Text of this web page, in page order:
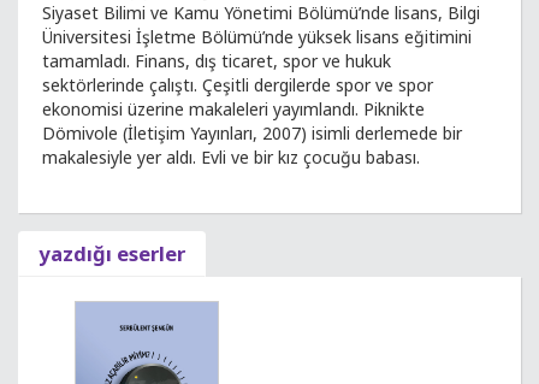
Siyaset Bilimi ve Kamu Yönetimi Bölümü’nde lisans, Bilgi
Üniversitesi İşletme Bölümü’nde yüksek lisans eğitimini
tamamladı. Finans, dış ticaret, spor ve hukuk
sektörlerinde çalıştı. Çeşitli dergilerde spor ve spor
ekonomisi üzerine makaleleri yayımlandı. Piknikte
Dömivole (İletişim Yayınları, 2007) isimli derlemede bir
makalesiyle yer aldı. Evli ve bir kız çocuğu babası.
yazdığı eserler